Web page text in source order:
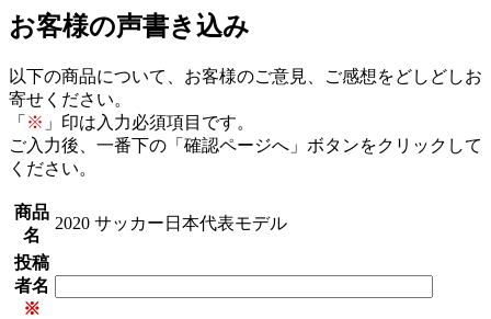
お客様の声書き込み
以下の商品について、お客様のご意見、ご感想をどしどしお
寄せください。
「 ※ 」印は入力必須項目です。
ご入力後、一番下の「確認ページへ」ボタンをクリックして
ください。
商品
名
2020 サッカー日本代表モデル
投稿
者名
※